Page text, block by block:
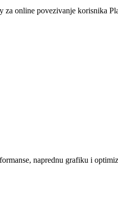
online povezivanje korisnika
naprednu grafiku i